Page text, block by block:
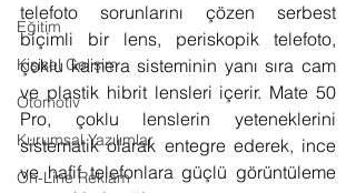
Eğitim
Kişisel Gelişim
Otomotiv
Kurumsal Yazılımlar
On-Line Reklam
telefoto sorunlarını çözen serbest
biçimli bir lens, periskopik telefoto,
çoklu kamera sisteminin yanı sıra cam
ve plastik hibrit lensleri içerir. Mate 50
Pro, çoklu lenslerin yeteneklerini
sistematik olarak entegre ederek, ince
ve hafif telefonlara güçlü görüntüleme